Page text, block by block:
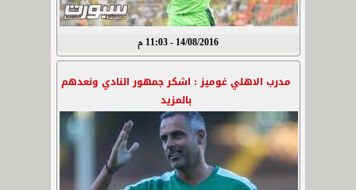
14/08/2016 - 11:03 م
مدرب الاهلي غوميز : اشكر جمهور النادي ونعدهم
بالمزيد